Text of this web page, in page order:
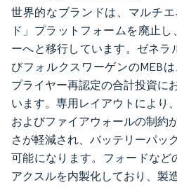
世界的なブランドは、マルチ
ド」プラットフォームを廃止
ーへと移行しています。ゼネラ
びフォルクスワーゲンのMEB
プライヤー再認定の合計投資に
います。専用レイアウトにより
およびファイアウォールの制約
さが軽減され、バッテリーパッ
可能になります。フォードなど
アクスルを内製化しており、製